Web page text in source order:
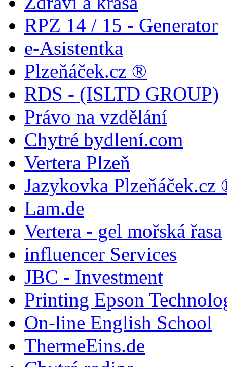
RPZ 14 / 15 - Generator
e-Asistentka
Plzeňáček.cz ®
RDS - (ISLTD GROUP)
Právo na vzdělání
Chytré bydlení.com
Vertera Plzeň
Jazykovka
Lam.de
Vertera - gel mořská řasa
influencer Services
JBC - Investment
Printing Epson
On-line English School
ThermeEins.de